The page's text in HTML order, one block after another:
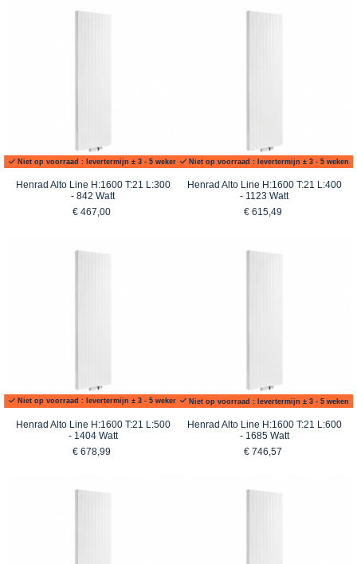
Niet op voorraad : levertermijn ± 3 - 5 weken
Henrad Alto Line H:1600 T:21 L:300
- 842 Watt
€ 467,00
Niet op voorraad : levertermijn ± 3 - 5 weken
Henrad Alto Line H:1600 T:21 L:400
- 1123 Watt
€ 615,49
Niet op voorraad : levertermijn ± 3 - 5 weken
Henrad Alto Line H:1600 T:21 L:500
- 1404 Watt
€ 678,99
Niet op voorraad : levertermijn ± 3 - 5 weken
Henrad Alto Line H:1600 T:21 L:600
- 1685 Watt
€ 746,57